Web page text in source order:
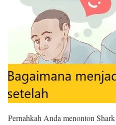
Pernahkah Anda menonton